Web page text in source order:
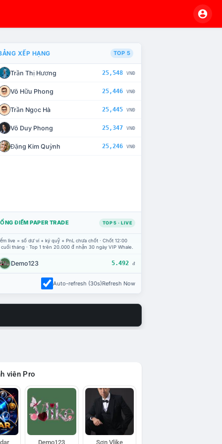
CHẾ TÀI XỬ LÝ VI PHẠM
XẾP HẠNG TOP 5
Trần Thị Hương 25,548 VNĐ
Võ Hữu Phong 25,446 VNĐ
Trần Ngọc Hà 25,445 VNĐ
Võ Duy Phong 25,347 VNĐ
Đặng Kim Quỳnh 25,246 VNĐ
ĐIỂM PAPER TRADE TOP 5 · LIVE
live = số dư ví + ký quỹ + PnL chưa chốt · Chốt 12:00
tháng · Top 1 trên 20.000 đ nhận 30 ngày VIP Whale.
Demo123 5.492 đ
Auto-refresh (30s)Refresh Now
viên Pro
Demo123 Sơn Vlike